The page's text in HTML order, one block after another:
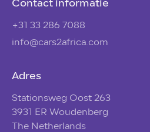
Contact informatie
+31 33 286 7088
info@cars2africa.com
Adres
Stationsweg Oost 263
3931 ER Woudenberg
The Netherlands